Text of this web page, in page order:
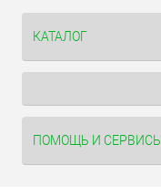
КАТАЛОГ
ПОМОЩЬ И СЕРВИСЫ